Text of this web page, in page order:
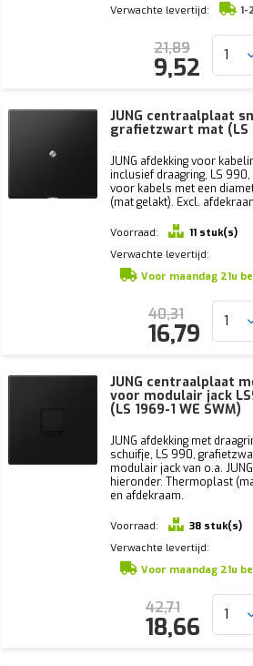
Verwachte levertijd:
1-
21,89
9,52
JUNG centraalplaat
grafietzwart mat (LS
JUNG afdekking voor
inclusief draagring, LS
voor kabels met een
(mat gelakt). Excl.
Voorraad:
11 stuk(s)
Verwachte levertijd:
Voor maandag 21u
40,31
16,79
JUNG centraalplaat
voor modulair jack
(LS 1969-1 WE SWM)
JUNG afdekking met
schuifje, LS 990,
modulair jack van o.a.
hieronder. Thermoplast
en afdekraam.
Voorraad:
38 stuk(s)
Verwachte levertijd:
Voor maandag 21u
42,71
18,66